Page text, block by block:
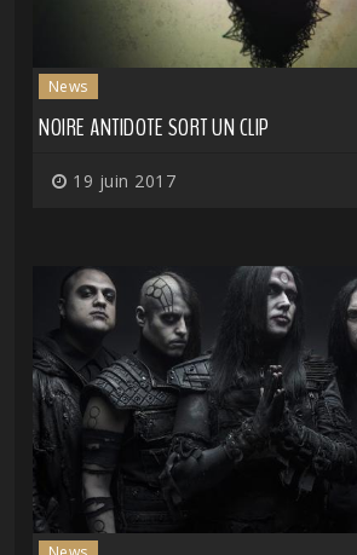
News
NOIRE ANTIDOTE SORT UN CLIP
19 juin 2017